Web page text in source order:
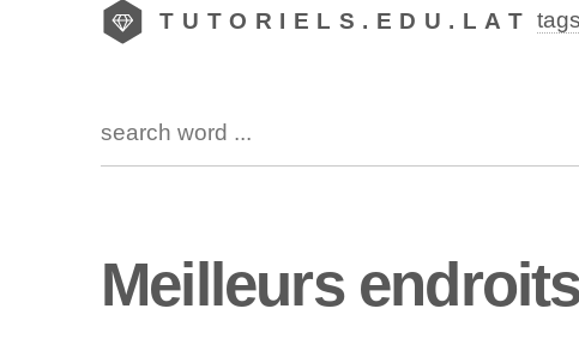
TUTORIELS.EDU.LAT tags
Meilleurs